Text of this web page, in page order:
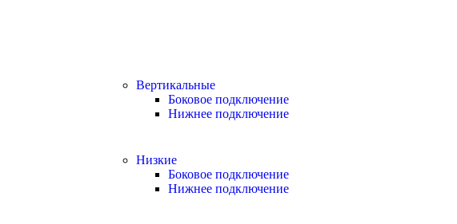
Вертикальные
Боковое подключение
Нижнее подключение
Низкие
Боковое подключение
Нижнее подключение